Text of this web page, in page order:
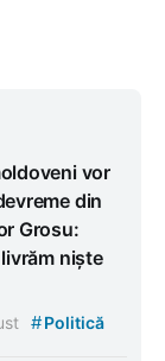
vor
din
Grosu:
livrăm niște
#Politică